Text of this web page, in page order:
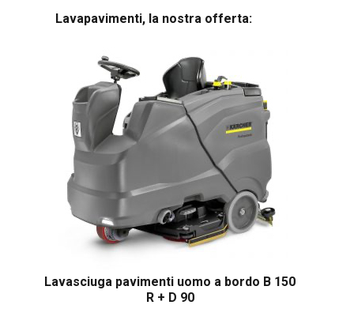
Lavapavimenti, la nostra offerta:
Lavasciuga pavimenti uomo a bordo B 150
R + D 90